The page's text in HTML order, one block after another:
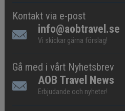
Kontakt via e-post
info@aobtravel.se
Vi skickar gärna förslag!
Gå med i vårt Nyhetsbrev
AOB Travel News
Erbjudande och nyheter!